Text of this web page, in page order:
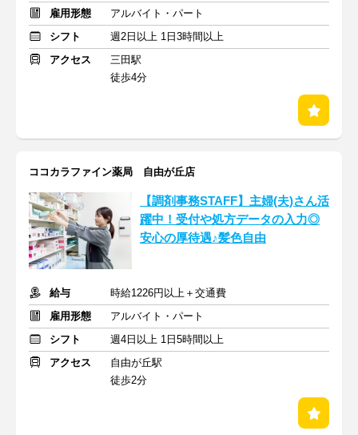
雇用形態
アルバイト・パート
シフト
週2日以上 1日3時間以上
アクセス
三田駅
徒歩4分
ココカラファイン薬局 自由が丘店
【調剤事務STAFF】主婦(夫)さん活
躍中！受付や処方データの入力◎
安心の厚待遇♪髪色自由
給与
時給1226円以上＋交通費
雇用形態
アルバイト・パート
シフト
週4日以上 1日5時間以上
アクセス
自由が丘駅
徒歩2分